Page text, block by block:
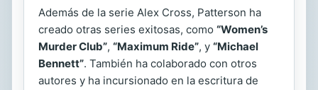
Además de la serie Alex Cross, Patterson ha
creado otras series exitosas, como “Women’s
Murder Club”, “Maximum Ride”, y “Michael
Bennett”. También ha colaborado con otros
autores y ha incursionado en la escritura de